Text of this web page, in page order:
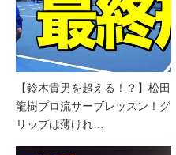
【鈴木貴男を超える！？】松田
龍樹プロ流サーブレッスン！グ
リップは薄けれ…